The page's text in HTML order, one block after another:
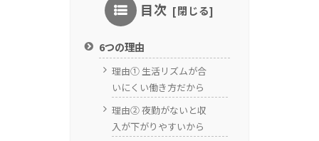
目次
6つの理由
理由① 生活リズムが合
いにくい働き方だから
理由② 夜勤がないと収
入が下がりやすいから